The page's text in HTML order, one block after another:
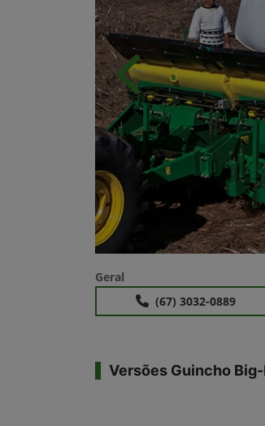
Anterior
Geral
(67) 3032-0889
Versões Guincho